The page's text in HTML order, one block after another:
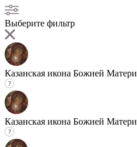
Выберите фильтр
Казанская икона Божией Матери
Казанская икона Божией Матери